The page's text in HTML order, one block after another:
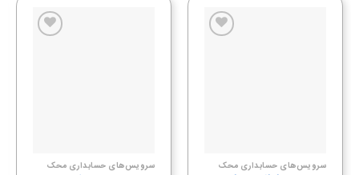
سرویس‌های حسابداری محک سرویس‌های حسابداری محک